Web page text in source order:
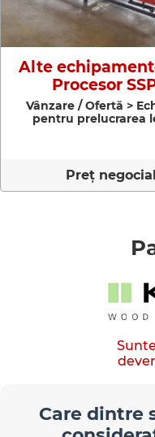
Alte
Procesor
Vânzare / Ofertă >
pentru prelucrarea
Preţ
Care dintre